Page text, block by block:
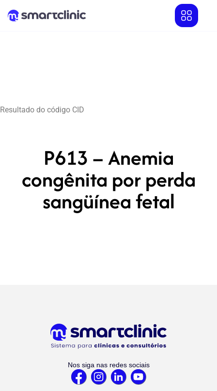
Resultado do código CID
P613 – Anemia
congênita por perda
sangüínea fetal
Nos siga nas redes sociais